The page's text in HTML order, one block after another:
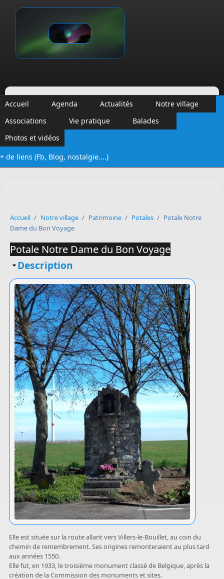
Vinalmont
Accueil Agenda Actualités
Notre village
Associations
Vie pratique
Balades
Photos et vidéos
+ de liens (Fb, Blog, nostalgie....)
Accueil / Notre village / Patrimoine / Potales / Potale Notre
Dame du Bon Voyage
Potale Notre Dame du Bon Voyage
Masquer
Description
Elle est située sur la route allant vers Villers-le-Bouillet, au coin du
chemin de remembrement. Ses origines remonteraient au plus tard
aux années 1550.
Elle fut, en 1933, le troisième monument classé de Belgique, après la
création de la Commission des monuments et sites.